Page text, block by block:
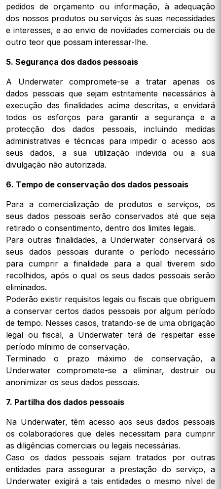
pedidos de orçamento ou informação, à adequação
dos nossos produtos ou serviços às suas necessidades
e interesses, e ao envio de novidades comerciais ou de
outro teor que possam interessar-lhe.
5. Segurança dos dados pessoais
A Underwater compromete-se a tratar apenas os
dados pessoais que sejam estritamente necessários à
execução das finalidades acima descritas, e envidará
todos os esforços para garantir a segurança e a
protecção dos dados pessoais, incluindo medidas
administrativas e técnicas para impedir o acesso aos
seus dados, a sua utilização indevida ou a sua
divulgação não autorizada.
6. Tempo de conservação dos dados pessoais
Para a comercialização de produtos e serviços, os
seus dados pessoais serão conservados até que seja
retirado o consentimento, dentro dos limites legais.
Para outras finalidades, a Underwater conservará os
seus dados pessoais durante o período necessário
para cumprir a finalidade para a qual tiverem sido
recolhidos, após o qual os seus dados pessoais serão
eliminados.
Poderão existir requisitos legais ou fiscais que obriguem
a conservar certos dados pessoais por algum período
de tempo. Nesses casos, tratando-se de uma obrigação
legal ou fiscal, a Underwater terá de respeitar esse
período mínimo de conservação.
Terminado o prazo máximo de conservação, a
Underwater compromete-se a eliminar, destruir ou
anonimizar os seus dados pessoais.
7. Partilha dos dados pessoais
Na Underwater, têm acesso aos seus dados pessoais
os colaboradores que deles necessitam para cumprir
as diligências comerciais ou legais necessárias.
Caso os dados pessoais sejam tratados por outras
entidades para assegurar a prestação do serviço, a
Underwater exigirá a tais entidades o mesmo nível de